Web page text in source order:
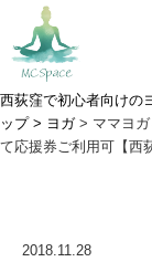
西荻窪で初心者向けの
ップ > ヨガ> ママヨガ
て応援券ご利用可【
2018.11.28